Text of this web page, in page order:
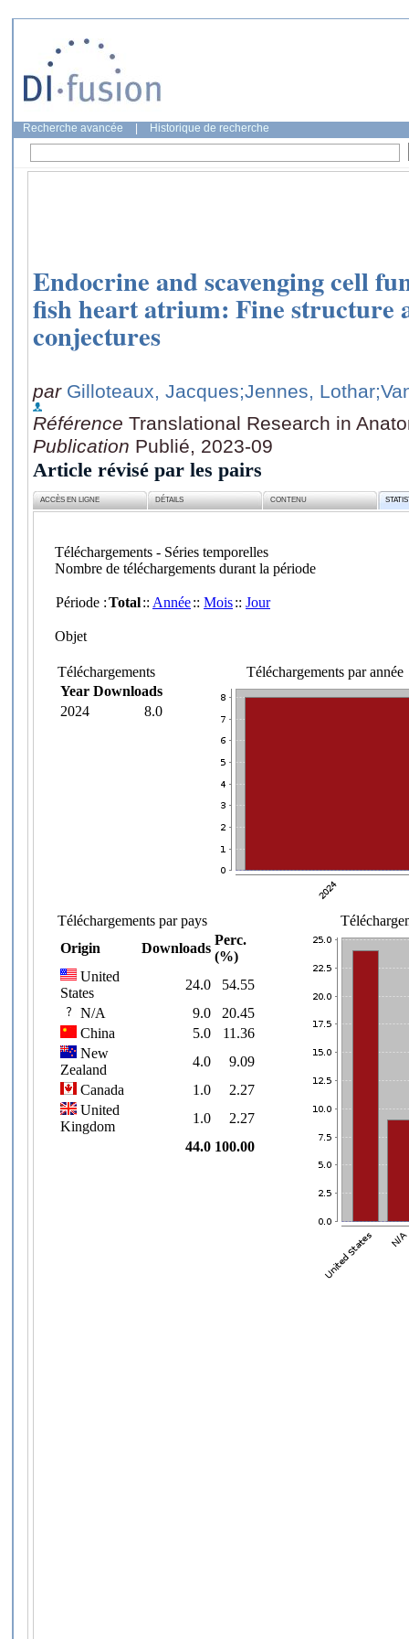
Recherche avancée Historique de recherche
Endocrine and scavenging cell
fish heart atrium: Fine structure
conjectures
par Gilloteaux, Jacques;Jennes, Lothar
Référence Translational Research in
Publication Publié, 2023-09
Article révisé par les pairs
ACCÈS EN LIGNE DÉTAILS CONTENU